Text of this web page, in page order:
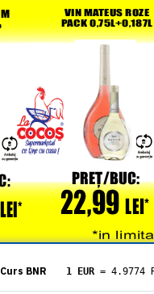
Curs BNR 1 EUR = 4.9774